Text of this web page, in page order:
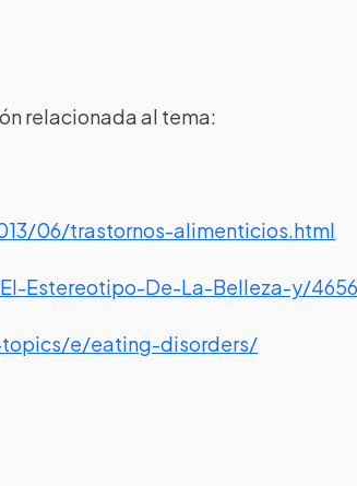
relacionada al tema:
06/trastornos-alimenticios.html
Estereotipo-De-La-Belleza-y/
e/eating-disorders/